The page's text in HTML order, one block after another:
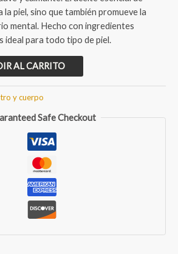
la piel, sino que también promueve la
mental. Hecho con ingredientes
ideal para todo tipo de piel.
AL CARRITO
y cuerpo
Safe Checkout